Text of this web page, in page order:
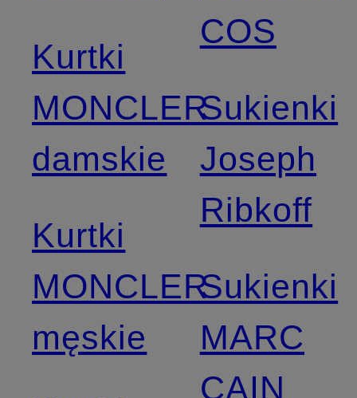
Kurtki
MONCLER
damskie
Kurtki
MONCLER
męskie
COS
Sukienki
Joseph
Ribkoff
Sukienki
MARC
CAIN